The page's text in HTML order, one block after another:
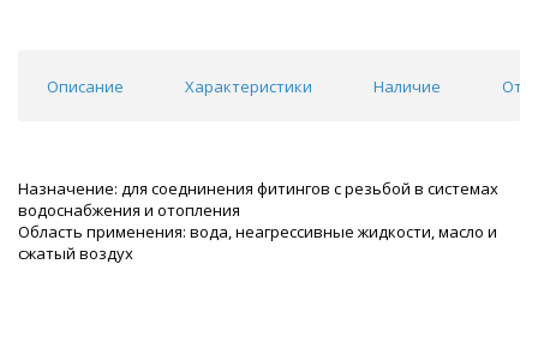
Описание Характеристики Наличие
Назначение: для соеднинения фитингов с резьбой в системах
водоснабжения и отопления
Область применения: вода, неагрессивные жидкости, масло и
сжатый воздух